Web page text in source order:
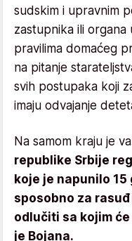
sudskim i upravnim
zastupnika ili
pravilima domaćeg
na pitanje
svih postupaka koji
imaju odvajanje
Na samom kraju je
republike Srbije
koje je napunilo
sposobno za
odlučiti sa kojim
je Bojana.